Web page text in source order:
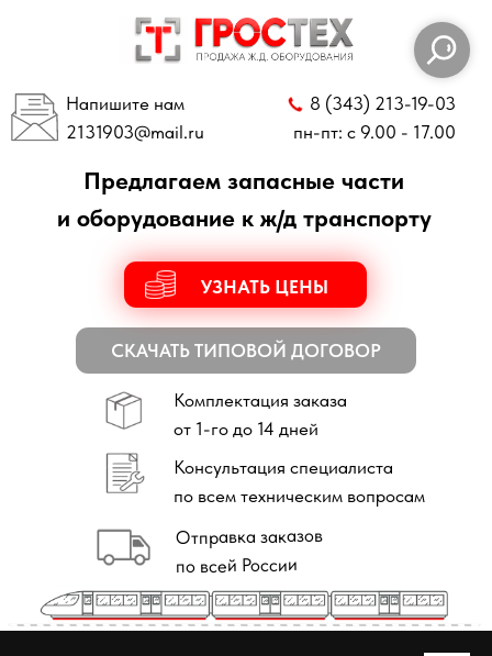
пн-пт: с 9.00 - 17.00
2131903
СКАЧАТЬ ТИПОВОЙ ДОГОВОР
Предлагаем запасные части
Комплектация заказа
от 1-го до 14 дней
по всем техническим вопросам
по всей России